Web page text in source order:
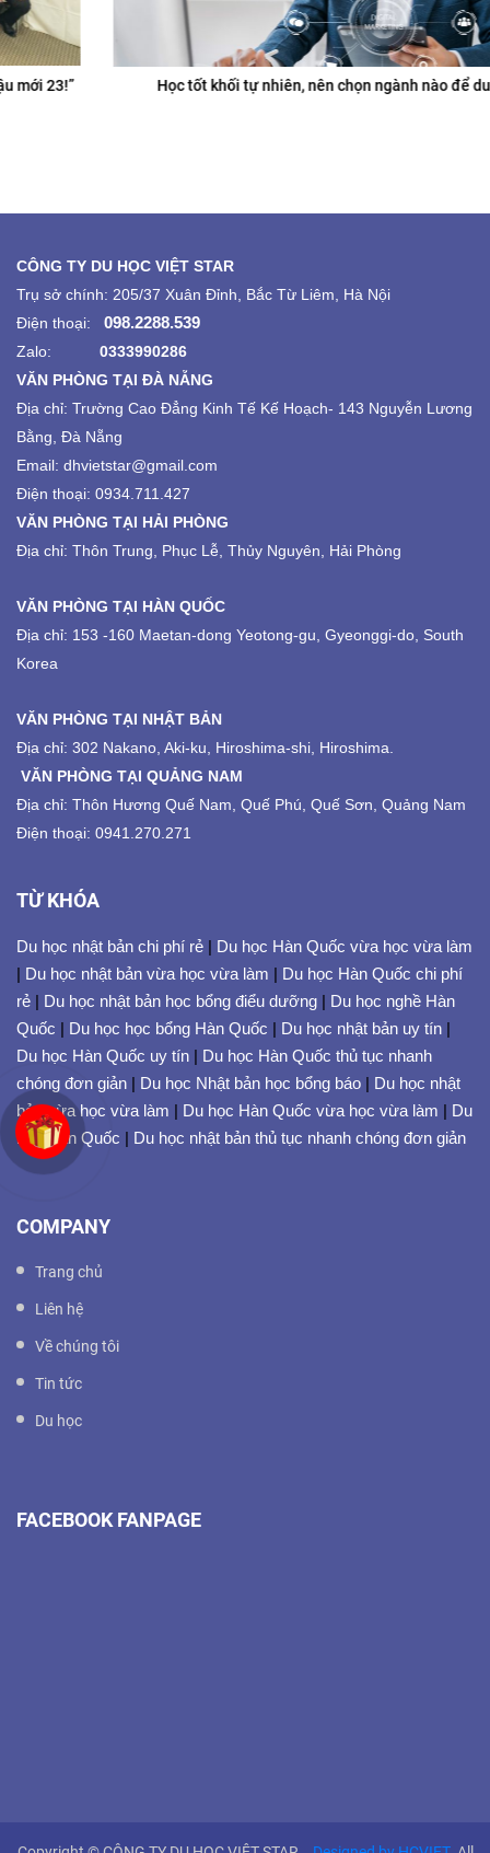
Học tốt khối tự nhiên, nên chọn ngành nào để du học?
CÔNG TY DU HỌC VIỆT STAR
Trụ sở chính: 205/37 Xuân Đỉnh, Bắc Từ Liêm, Hà Nội
Điện thoại:
098.2288.539
Zalo: 0333990286
VĂN PHÒNG TẠI ĐÀ NẴNG
Địa chỉ: Trường Cao Đẳng Kinh Tế Kế Hoạch- 143 Nguyễn Lương
Bằng, Đà Nẵng
Email: dhvietstar@gmail.com
Điện thoại: 0934.711.427
VĂN PHÒNG TẠI HẢI PHÒNG
Địa chỉ: Thôn Trung, Phục Lễ, Thủy Nguyên, Hải Phòng
VĂN PHÒNG TẠI HÀN QUỐC
Địa chỉ: 153 -160 Maetan-dong Yeotong-gu, Gyeonggi-do, South
Korea
VĂN PHÒNG TẠI NHẬT BẢN
Địa chỉ: 302 Nakano, Aki-ku, Hiroshima-shi, Hiroshima.
VĂN PHÒNG TẠI QUẢNG NAM
Địa chỉ: Thôn Hương Quế Nam, Quế Phú, Quế Sơn, Quảng Nam
Điện thoại: 0941.270.271
TỪ KHÓA
Du học nhật bản chi phí rẻ
Du học Hàn Quốc vừa học vừa làm
Du học nhật bản vừa học vừa làm
Du học Hàn Quốc chi phí
rẻ
Du học nhật bản học bổng điểu dưỡng
Du học nghề Hàn
Quốc
Du học học bổng Hàn Quốc Du học nhật bản uy tín
Du học Hàn Quốc uy tín
Du học Hàn Quốc thủ tục nhanh
chóng đơn giản
Du học Nhật bản học bổng báo
Du học nhật
bản vừa học vừa làm
Du học Hàn Quốc vừa học vừa làm
Du
học Hàn Quốc
Du học nhật bản thủ tục nhanh chóng đơn giản
COMPANY
Trang chủ
Liên hệ
Về chúng tôi
Tin tức
Du học
FACEBOOK FANPAGE